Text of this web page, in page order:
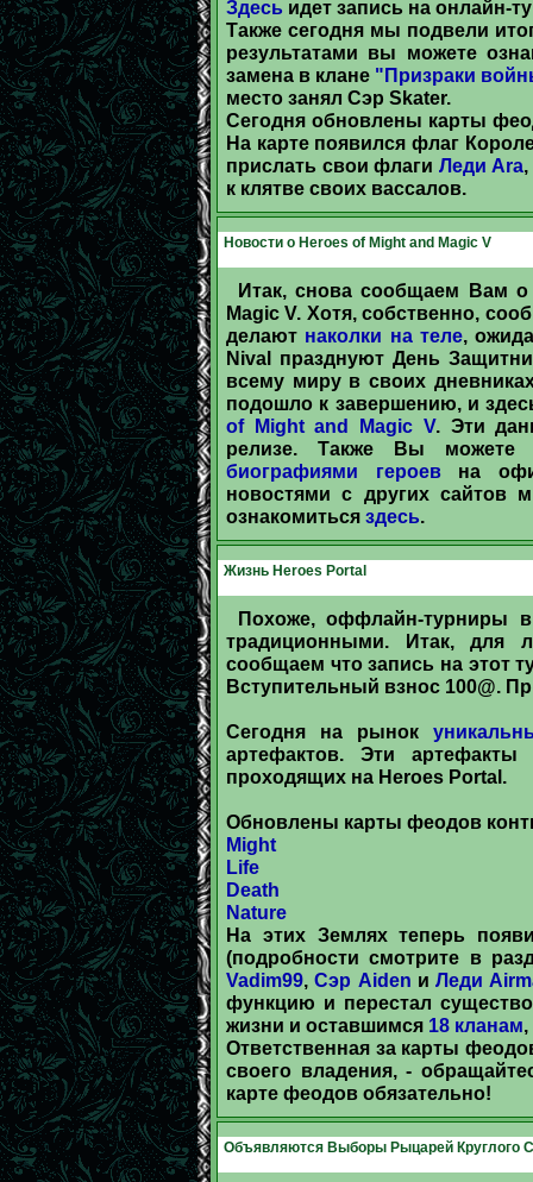
Здесь идет запись на онлайн-
Также сегодня мы подвели
результатами вы можете
замена в клане "Призраки
место занял Сэр Skater.
Сегодня обновлены карты
На карте появился флаг
прислать свои флаги Леди Ara
к клятве своих вассалов.
Новости о Heroes of Might and Magic V
Итак, снова сообщаем Вам о
Magic V. Хотя, собственно,
делают наколки на теле,
Nival празднуют День
всему миру в своих
подошло к завершению, и
of Might and Magic V. Эти
релизе. Также Вы можете
биографиями героевна
новостями с других сайтов
ознакомиться здесь.
Жизнь Heroes Portal
Похоже, оффлайн-турниры
традиционными. Итак, для
сообщаем что запись на этот
Вступительный взнос 100@.
Сегодня на рынок
артефактов. Эти артефакты
проходящих на Heroes Portal.
Обновлены карты феодов
Might
Life
Death
Nature
На этих Землях теперь
(подробности смотрите в
Vadim99,Сэр Aiden иЛеди
функцию и перестал
жизни и оставшимся 18 кланам
Ответственная за карты
своего владения, -
карте феодов обязательно!
Объявляются Выборы Рыцарей Круглого